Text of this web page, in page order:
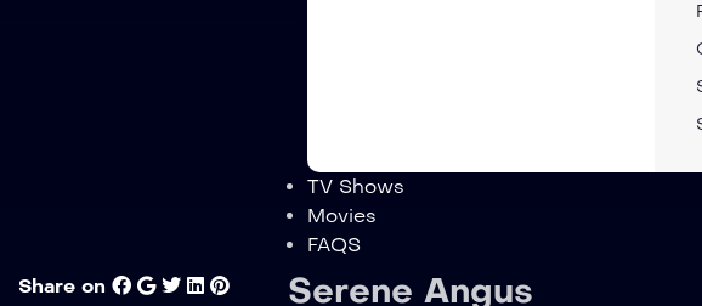
TV Shows
Movies
FAQS
Share on Serene Angus